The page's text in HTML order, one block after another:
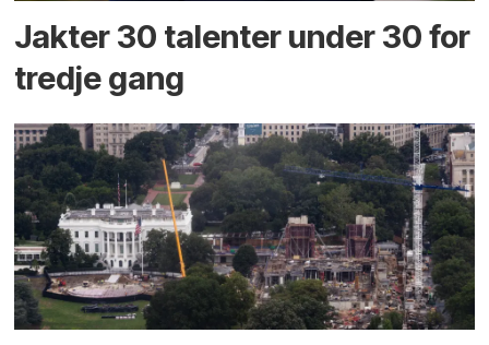
Jakter 30 talenter under 30 for
tredje gang